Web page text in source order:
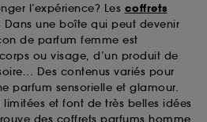
l’expérience? Les coffrets
une boîte qui peut devenir
de parfum femme est
ou visage, d’un produit de
Des contenus variés pour
parfum sensorielle et glamour.
et font de très belles idées
des coffrets parfums homme